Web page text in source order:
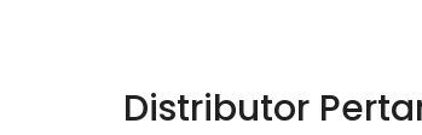
Distributor